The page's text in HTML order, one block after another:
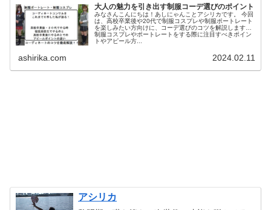
大人の魅力を引き出す制服コーデ選びのポイント
みなさんこんにちは！あしにゃんことアシリカです。 今回
は、高校卒業後や20代で制服コスプレや制服ポートレート
を楽しみたい方向けに、コーデ選びのコツを解説します！
制服コスプレやポートレートをする際に注目すべきポイン
トやアピール方...
ashirika.com 2024.02.11
アシリカ